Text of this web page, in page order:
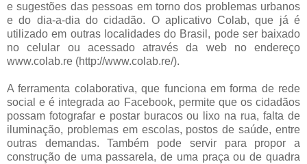
e sugestões das pessoas em torno dos problemas urbanos
e do dia-a-dia do cidadão. O aplicativo Colab, que já é
utilizado em outras localidades do Brasil, pode ser baixado
no celular ou acessado através da web no endereço
www.colab.re (http://www.colab.re/).
A ferramenta colaborativa, que funciona em forma de rede
social e é integrada ao Facebook, permite que os cidadãos
possam fotografar e postar buracos ou lixo na rua, falta de
iluminação, problemas em escolas, postos de saúde, entre
outras demandas. Também pode servir para propor a
construção de uma passarela, de uma praça ou de quadra